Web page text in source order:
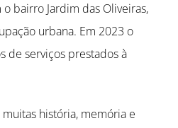
bairro Jardim das Oliveiras,
urbana. Em 2023 o
de serviços prestados à
história, memória e